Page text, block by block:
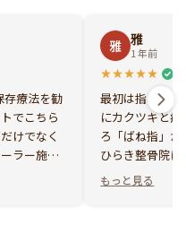
存療法を勧
でこちら
けでなく
ラー施術
、関節の
優しくて
雅 雅
1 年前
最初は指と足
にカクツキと
ろ「ばね指」
ひらき整骨院
身になって話
っかりしてい
もっと見る